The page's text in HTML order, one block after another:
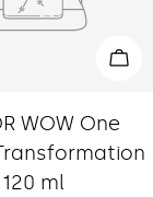
legen In
Typ:
WOW One
120 ml